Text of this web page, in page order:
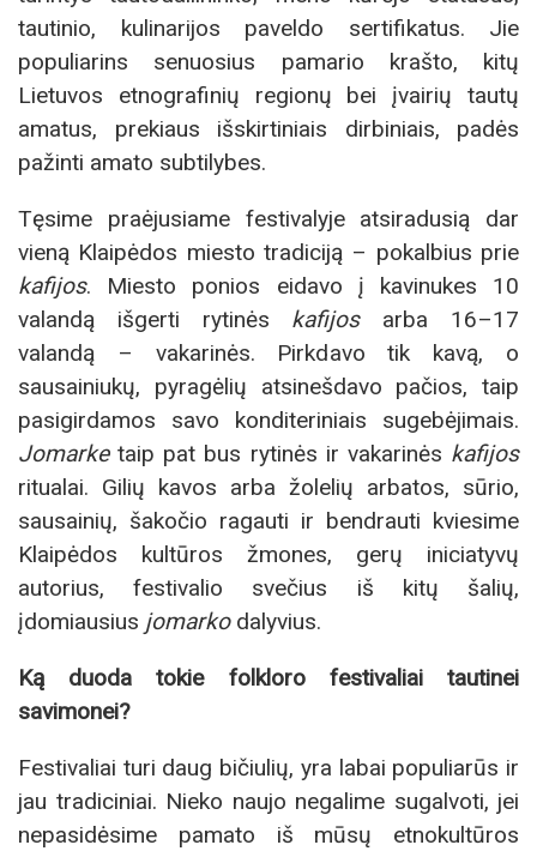
tautinio, kulinarijos paveldo sertifikatus. Jie
populiarins senuosius pamario krašto, kitų
Lietuvos etnografinių regionų bei įvairių tautų
amatus, prekiaus išskirtiniais dirbiniais, padės
pažinti amato subtilybes.
Tęsime praėjusiame festivalyje atsiradusią dar
vieną Klaipėdos miesto tradiciją – pokalbius prie
kafijos. Miesto ponios eidavo į kavinukes 10
valandą išgerti rytinės kafijosarba 16–17
valandą – vakarinės. Pirkdavo tik kavą, o
sausainiukų, pyragėlių atsinešdavo pačios, taip
pasigirdamos savo konditeriniais sugebėjimais.
Jomarketaip pat bus rytinės ir vakarinės kafijos
ritualai. Gilių kavos arba žolelių arbatos, sūrio,
sausainių, šakočio ragauti ir bendrauti kviesime
Klaipėdos kultūros žmones, gerų iniciatyvų
autorius, festivalio svečius iš kitų šalių,
įdomiausius jomarkodalyvius.
Ką duoda tokie folkloro festivaliai tautinei
savimonei?
Festivaliai turi daug bičiulių, yra labai populiarūs ir
jau tradiciniai. Nieko naujo negalime sugalvoti, jei
nepasidėsime pamato iš mūsų etnokultūros